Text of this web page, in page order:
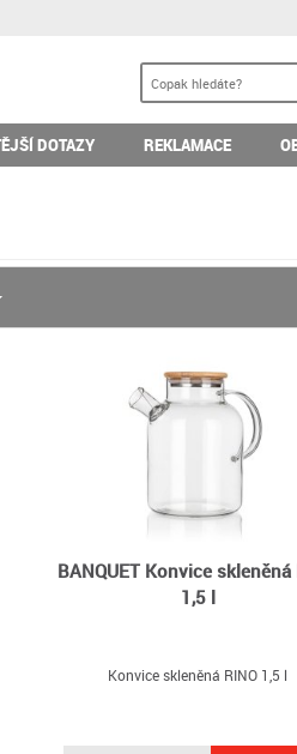
DOTAZY REKLAMACE
BANQUET Konvice skleněná
1,5 l
Konvice skleněná RINO 1,5 l